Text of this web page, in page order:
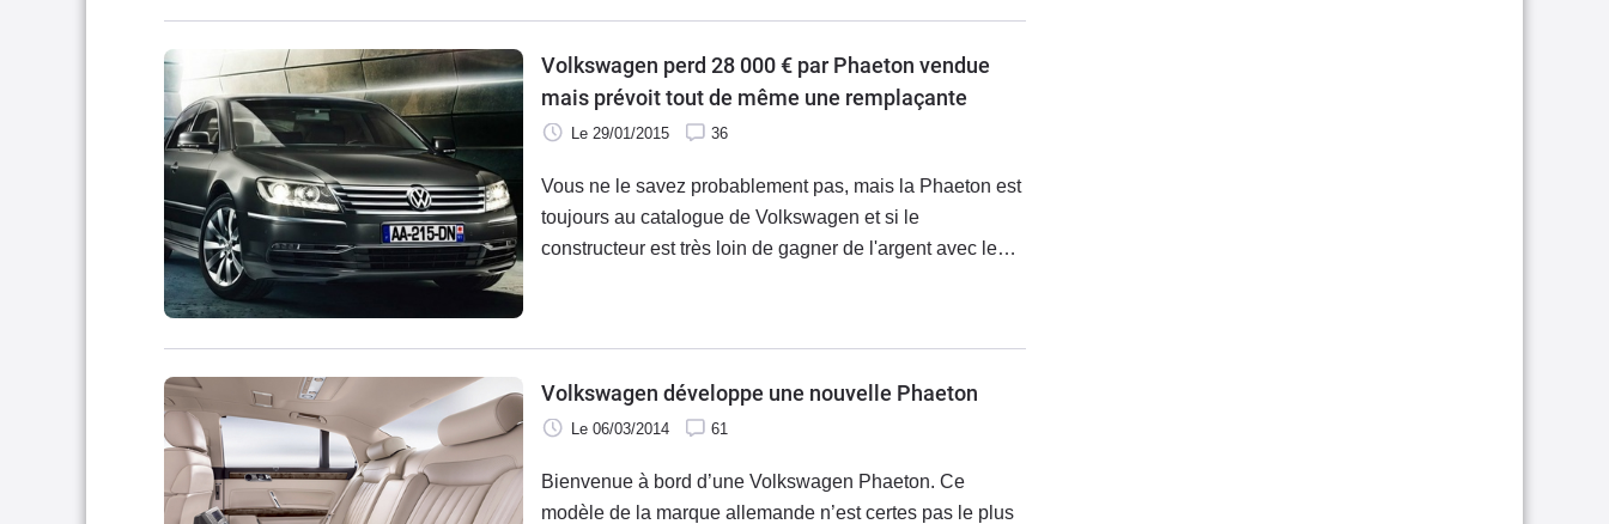
Volkswagen perd 28 000 € par Phaeton vendue
mais prévoit tout de même une remplaçante
Le 29/01/2015 36
Vous ne le savez probablement pas, mais la Phaeton est
toujours au catalogue de Volkswagen et si le
constructeur est très loin de gagner de l'argent avec le
Volkswagen développe une nouvelle Phaeton
Le 06/03/2014 61
Bienvenue à bord d’une Volkswagen Phaeton. Ce
modèle de la marque allemande n’est certes pas le plus